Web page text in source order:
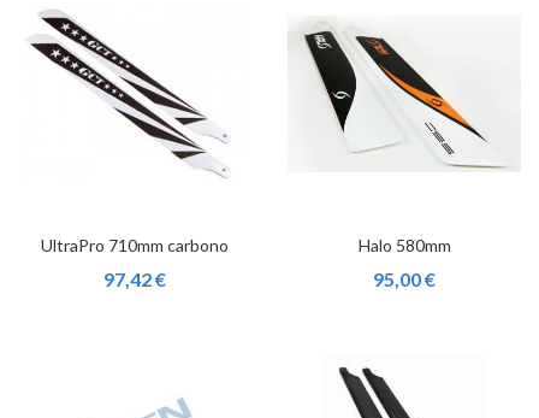
UltraPro 710mm carbono
97,42 €
Halo 580mm
95,00 €